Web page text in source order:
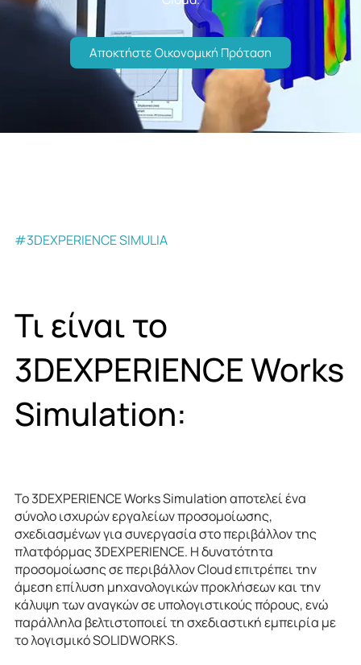
Αποκτήστε Οικονομική Πρόταση
#3DEXPERIENCE SIMULIA
Τι είναι το
3DEXPERIENCE Works
Simulation:
Το 3DEXPERIENCE Works Simulation αποτελεί ένα
σύνολο ισχυρών εργαλείων προσομοίωσης,
σχεδιασμένων για συνεργασία στο περιβάλλον της
πλατφόρμας 3DEXPERIENCE. Η δυνατότητα
προσομοίωσης σε περιβάλλον Cloud επιτρέπει την
άμεση επίλυση μηχανολογικών προκλήσεων και την
κάλυψη των αναγκών σε υπολογιστικούς πόρους, ενώ
παράλληλα βελτιστοποιεί τη σχεδιαστική εμπειρία με
το λογισμικό SOLIDWORKS.